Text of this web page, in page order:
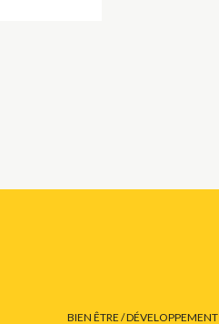
BIEN ÊTRE / DÉVELOPPEMENT